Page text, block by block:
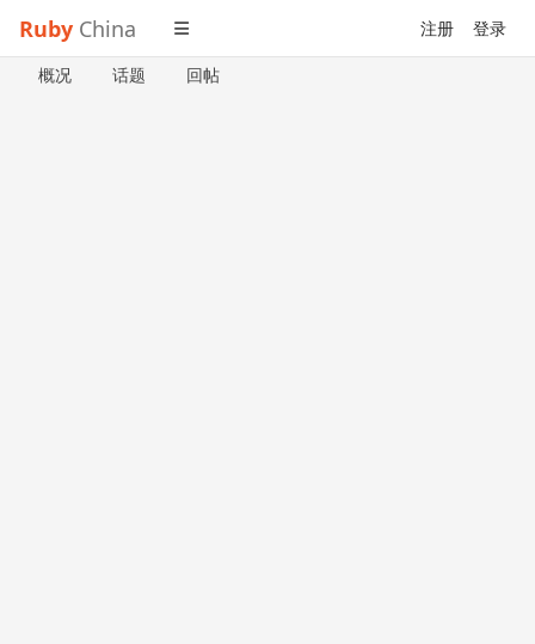
Ruby China 注册 登录
概况 话题 回帖